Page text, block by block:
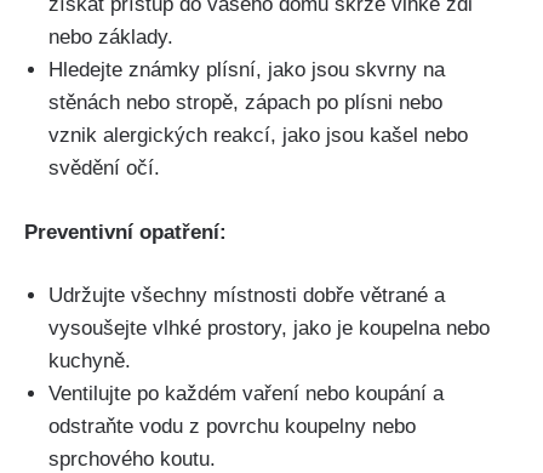
nebo základy.
Hledejte známky plísní, jako jsou skvrny na
stěnách nebo stropě, zápach po plísni nebo‍
vznik alergických reakcí, jako jsou ​kašel nebo
svědění očí.
Preventivní opatření:
Udržujte‍ všechny místnosti ⁢dobře​ větrané a⁢
vysoušejte vlhké prostory, jako je koupelna nebo
kuchyně.
Ventilujte po každém vaření nebo koupání a
odstraňte vodu⁢ z povrchu koupelny nebo
sprchového koutu.